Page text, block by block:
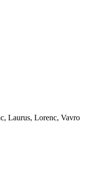
Laurus, Lorenc, Vavro